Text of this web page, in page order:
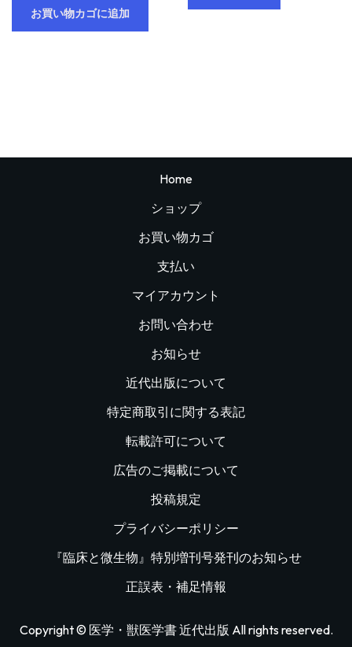
お買い物カゴに追加
Home
ショップ
お買い物カゴ
支払い
マイアカウント
お問い合わせ
お知らせ
近代出版について
特定商取引に関する表記
転載許可について
広告のご掲載について
投稿規定
プライバシーポリシー
『臨床と微生物』特別増刊号発刊のお知らせ
正誤表・補足情報
Copyright © 医学・獣医学書 近代出版 All rights reserved.